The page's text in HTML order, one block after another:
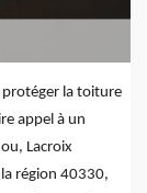
protéger la toiture
appel à un
Lacroix
région 40330,